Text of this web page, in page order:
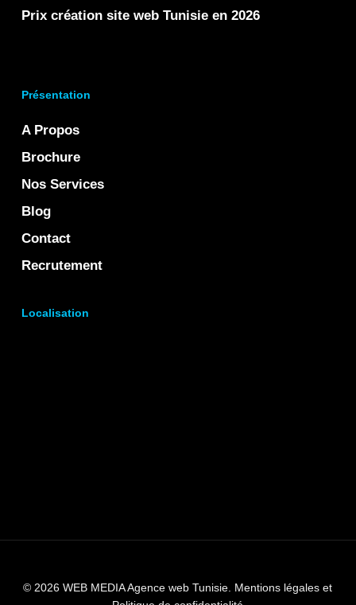
Prix création site web Tunisie en 2026
Présentation
A Propos
Brochure
Nos Services
Blog
Contact
Recrutement
Localisation
© 2026 WEB MEDIA Agence web Tunisie. Mentions légales et